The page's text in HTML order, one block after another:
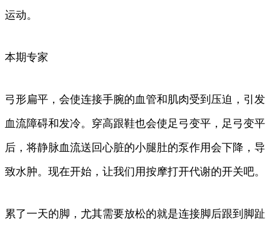
运动。
本期专家
弓形扁平，会使连接手腕的血管和肌肉受到压迫，引发
血流障碍和发冷。穿高跟鞋也会使足弓变平，足弓变平
后，将静脉血流送回心脏的小腿肚的泵作用会下降，导
致水肿。现在开始，让我们用按摩打开代谢的开关吧。
累了一天的脚，尤其需要放松的就是连接脚后跟到脚趾